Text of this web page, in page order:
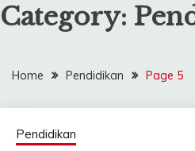
Category:
Home Pendidikan Page 5
Pendidikan